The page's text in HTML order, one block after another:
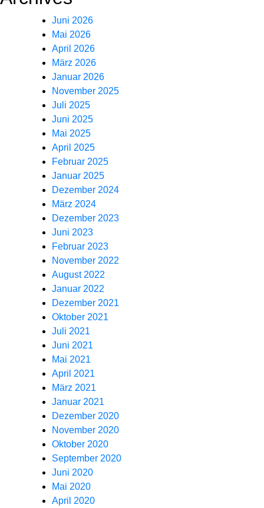
Juni 2026
Mai 2026
April 2026
März 2026
Januar 2026
November 2025
Juli 2025
Juni 2025
Mai 2025
April 2025
Februar 2025
Januar 2025
Dezember 2024
März 2024
Dezember 2023
Juni 2023
Februar 2023
November 2022
August 2022
Januar 2022
Dezember 2021
Oktober 2021
Juli 2021
Juni 2021
Mai 2021
April 2021
März 2021
Januar 2021
Dezember 2020
November 2020
Oktober 2020
September 2020
Juni 2020
Mai 2020
April 2020